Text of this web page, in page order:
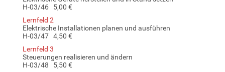
H-03/46 5,00 €
Lernfeld 2
Elektrische Installationen planen und ausführen
H-03/47 4,50 €
Lernfeld 3
Steuerungen realisieren und ändern
H-03/48 5,50 €